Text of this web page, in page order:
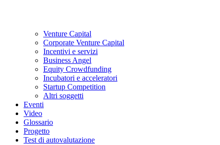
Venture Capital
Corporate Venture Capital
Incentivi e servizi
Business Angel
Equity Crowdfunding
Incubatori e acceleratori
Startup Competition
Altri soggetti
Eventi
Video
Glossario
Progetto
Test di autovalutazione